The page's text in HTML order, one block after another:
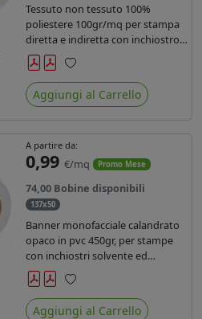
Tessuto non tessuto 100%
poliestere 100gr/mq per stampa
diretta e indiretta con inchiostro
sublimatico, latex e uv.
Preferiti
Aggiungi al Carrello
A partire da:
0,99 €/mq Promo Mese
74,00 Bobine disponibili
137x50
Banner monofacciale calandrato
opaco in pvc 450gr, per stampe
con inchiostri solvente ed
ecosolvente , uv e latex.
Preferiti
Aggiungi al Carrello